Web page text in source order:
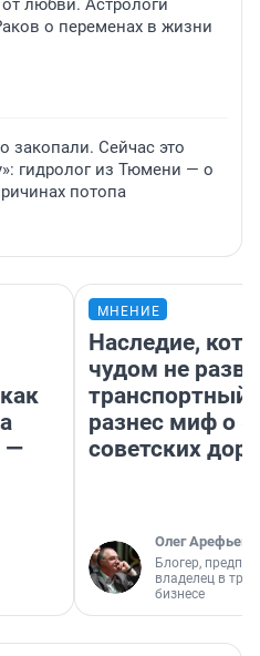
от любви. Астрологи
о переменах в жизни
закопали. Сейчас это
гидролог из Тюмени — о
потопа
—
МНЕНИЕ
Наследие,
чудом не
транспортный
разнес миф о
советских
Олег Арефьев
Блогер,
владелец в
бизнесе